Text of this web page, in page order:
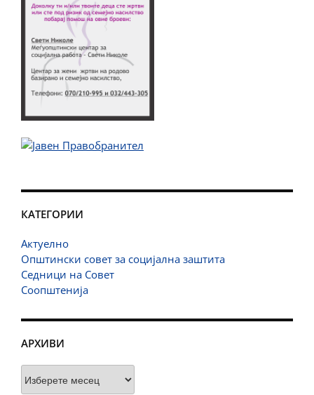
КАТЕГОРИИ
Актуелно
Општински совет за социјална заштита
Седници на Совет
Соопштенија
АРХИВИ